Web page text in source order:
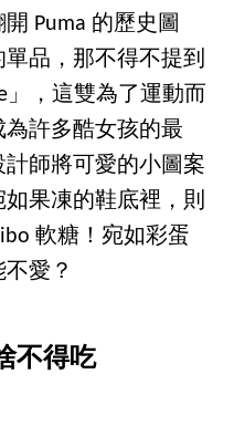
Puma 的歷史圖
品，那不得不提到
」，這雙為了運動而
許多酷女孩的最
師將可愛的小圖案
果凍的鞋底裡，則
軟糖！宛如彩蛋
愛？
不得吃